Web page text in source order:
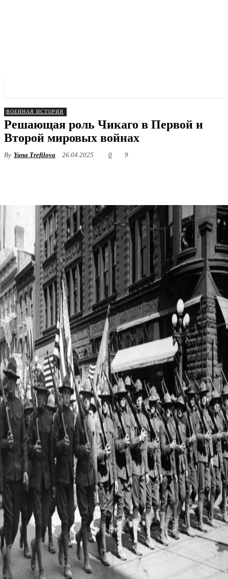
ВОЕННАЯ ИСТОРИЯ
Решающая роль Чикаго в Первой и
Второй мировых войнах
By Yana Trefilova 26.04.2025 0 9